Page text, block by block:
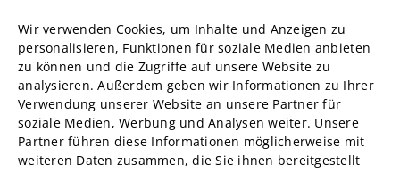
Wir verwenden Cookies, um Inhalte und Anzeigen zu
personalisieren, Funktionen für soziale Medien anbieten
zu können und die Zugriffe auf unsere Website zu
analysieren. Außerdem geben wir Informationen zu Ihrer
Verwendung unserer Website an unsere Partner für
soziale Medien, Werbung und Analysen weiter. Unsere
Partner führen diese Informationen möglicherweise mit
weiteren Daten zusammen, die Sie ihnen bereitgestellt
Struktur und Organe
Stellenausschreibungen
Diversity Management
Hochschulpartner